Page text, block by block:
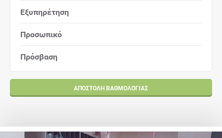
Εξυπηρέτηση
Προσωπικό
Πρόσβαση
ΑΠΟΣΤΟΛΉ ΒΑΘΜΟΛΟΓΊΑΣ